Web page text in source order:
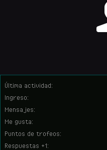
Última actividad:
Ingreso:
Mensajes:
Me gusta:
Puntos de trofeos:
Respuestas +1: